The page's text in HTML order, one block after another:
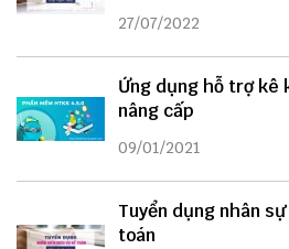
27/07/2022
Ứng dụng hỗ trợ kê
nâng cấp
09/01/2021
Tuyển dụng nhân
toán